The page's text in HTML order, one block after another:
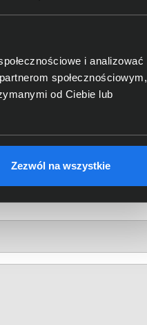
i analizować
społecznościowym,
od Ciebie lub
Zezwól na wszystkie